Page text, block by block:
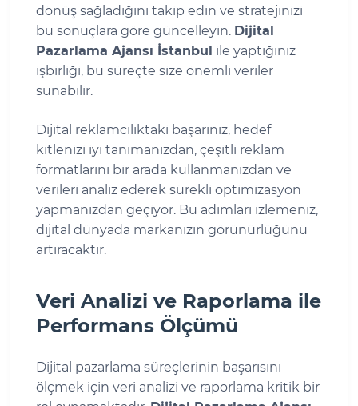
dönüş sağladığını takip edin ve stratejinizi
bu sonuçlara göre güncelleyin. Dijital
Pazarlama Ajansı İstanbul ile yaptığınız
işbirliği, bu süreçte size önemli veriler
sunabilir.
Dijital reklamcılıktaki başarınız, hedef
kitlenizi iyi tanımanızdan, çeşitli reklam
formatlarını bir arada kullanmanızdan ve
verileri analiz ederek sürekli optimizasyon
yapmanızdan geçiyor. Bu adımları izlemeniz,
dijital dünyada markanızın görünürlüğünü
artıracaktır.
Veri Analizi ve Raporlama ile
Performans Ölçümü
Dijital pazarlama süreçlerinin başarısını
ölçmek için veri analizi ve raporlama kritik bir